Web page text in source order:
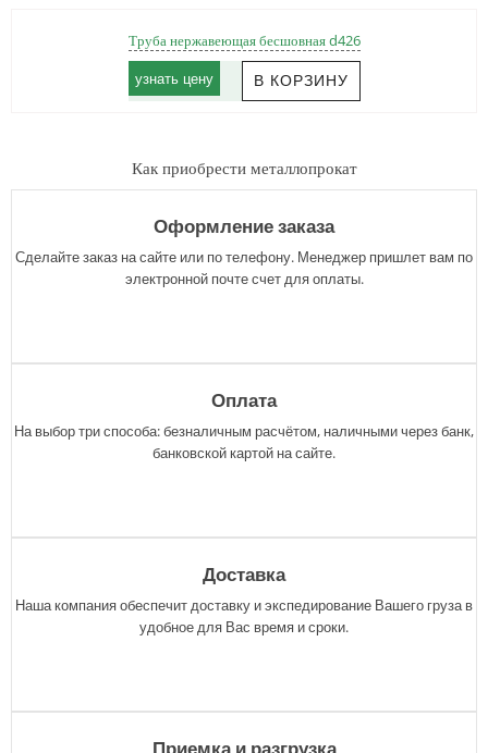
Труба нержавеющая бесшовная d426
узнать цену
Как приобрести металлопрокат
Оформление заказа
Сделайте заказ на сайте или по телефону. Менеджер пришлет вам по
электронной почте счет для оплаты.
Оплата
На выбор три способа: безналичным расчётом, наличными через банк,
банковской картой на сайте.
Доставка
Наша компания обеспечит доставку и экспедирование Вашего груза в
удобное для Вас время и сроки.